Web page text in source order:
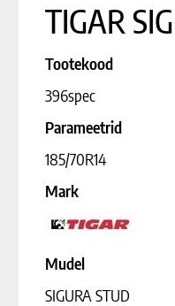
TIGAR
Tootekood
396spec
Parameetrid
185/70R14
Mark
Mudel
SIGURA STUD